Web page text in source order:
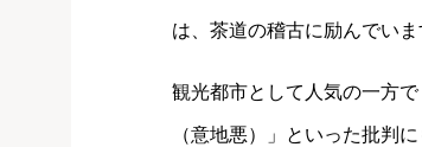
は、茶道の稽古に励んでいま
観光都市として人気の一方
（意地悪）」といった批判